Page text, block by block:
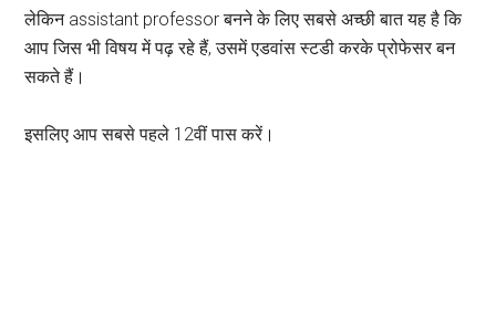
लेकिन assistant professor बनने के लिए सबसे अच्छी बात यह है कि
आप जिस भी विषय में पढ़ रहे हैं, उसमें एडवांस स्टडी करके प्रोफेसर बन
सकते हैं।
इसलिए आप सबसे पहले 12वीं पास करें।